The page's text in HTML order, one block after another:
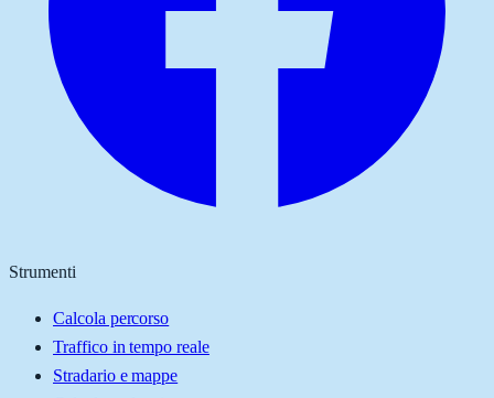
Strumenti
Calcola percorso
Traffico in tempo reale
Stradario e mappe